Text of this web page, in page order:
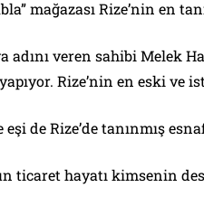
mağazası Rize’nin en
adını veren sahibi Melek
Rize’nin en eski ve
eşi de Rize’de tanınmış
ticaret hayatı kimsenin